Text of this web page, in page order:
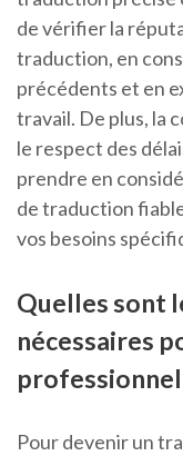
de vérifier la
traduction, en
précédents et en
travail. De plus, la
le respect des
prendre en
de traduction
vos besoins
Quelles sont
nécessaires
professionnel
Pour devenir un